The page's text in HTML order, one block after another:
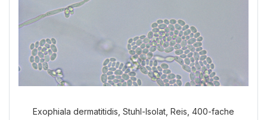
Exophiala dermatitidis, Stuhl-Isolat, Reis, 400-fache